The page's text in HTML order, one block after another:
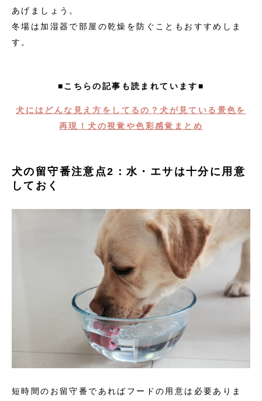
あげましょう。
冬場は加湿器で部屋の乾燥を防ぐこともおすすめしま
す。
■こちらの記事も読まれています■
犬にはどんな見え方をしてるの？犬が見ている景色を
再現！犬の視覚や色彩感覚まとめ
犬の留守番注意点2：水・エサは十分に用意
しておく
短時間のお留守番であればフードの用意は必要ありま